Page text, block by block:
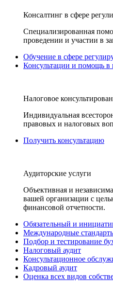
Консалтинг в сфере
Специализированная
проведении и участии в
Обучение в сфере
Консультации и помощь в
Налоговое
Индивидуальная
правовых и налоговых
Получить консультацию
Аудиторские услуги
Объективная и
вашей организации с
финансовой отчетности.
Обязательный и
Международные
Подбор и тестирование
Налоговый аудит
Консультационное
Кадровый аудит
Оценка всех видов